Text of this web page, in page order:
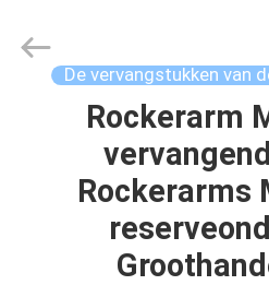
PRODUCTEN
Spare
Parts
De vervangstukken
Rockerarm
Rockerarms